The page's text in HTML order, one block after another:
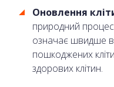
Оновлення
природний
означає швидше
пошкоджених
здорових клітин.